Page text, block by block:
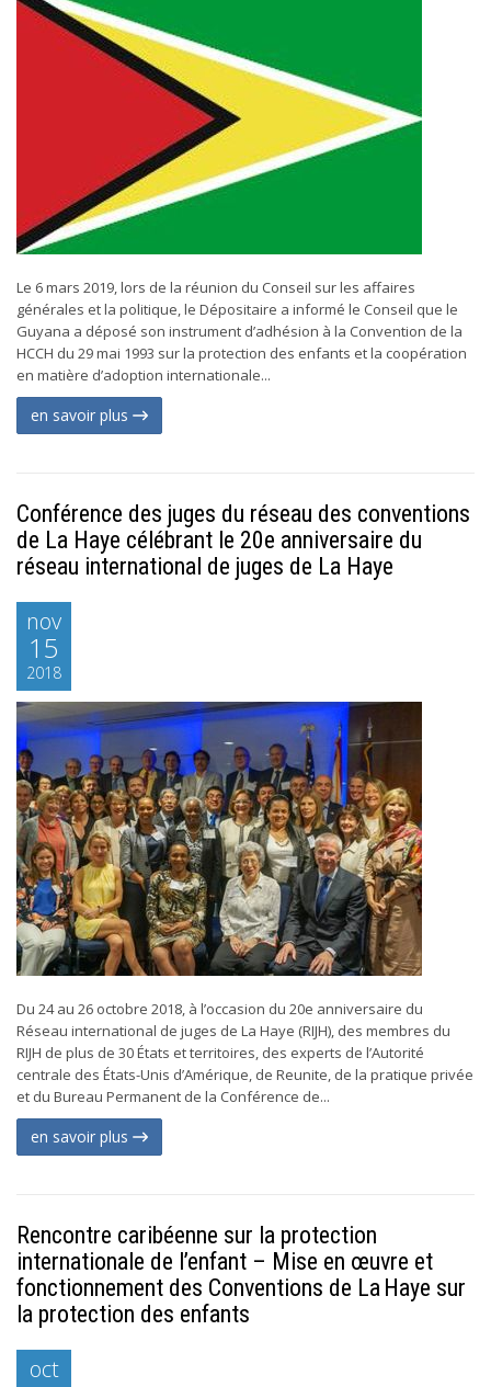
Le 6 mars 2019, lors de la réunion du Conseil sur les affaires
générales et la politique, le Dépositaire a informé le Conseil que le
Guyana a déposé son instrument d’adhésion à la Convention de la
HCCH du 29 mai 1993 sur la protection des enfants et la coopération
en matière d’adoption internationale...
en savoir plus
Conférence des juges du réseau des conventions
de La Haye célébrant le 20e anniversaire du
réseau international de juges de La Haye
nov
15
2018
Du 24 au 26 octobre 2018, à l’occasion du 20e anniversaire du
Réseau international de juges de La Haye (RIJH), des membres du
RIJH de plus de 30 États et territoires, des experts de l’Autorité
centrale des États-Unis d’Amérique, de Reunite, de la pratique privée
et du Bureau Permanent de la Conférence de...
en savoir plus
Rencontre caribéenne sur la protection
internationale de l’enfant – Mise en œuvre et
fonctionnement des Conventions de La Haye sur
la protection des enfants
oct